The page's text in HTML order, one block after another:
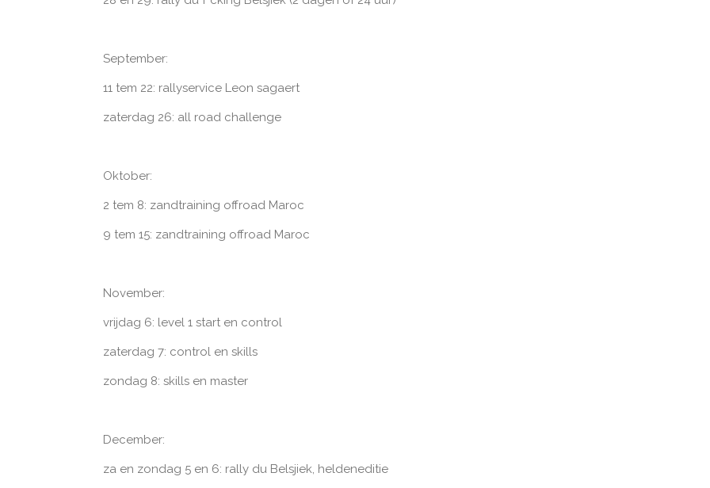
September:
11 tem 22: rallyservice Leon sagaert
zaterdag 26: all road challenge
Oktober:
2 tem 8: zandtraining offroad Maroc
9 tem 15: zandtraining offroad Maroc
November:
vrijdag 6: level 1 start en control
zaterdag 7: control en skills
zondag 8: skills en master
December:
za en zondag 5 en 6: rally du Belsjiek, heldeneditie